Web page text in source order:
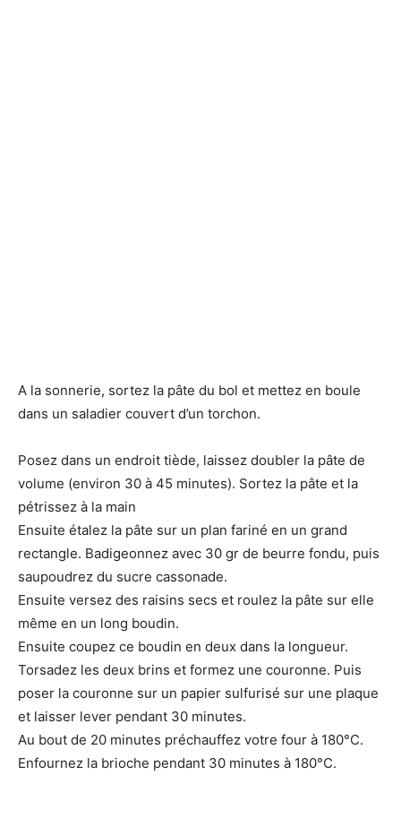
A la sonnerie, sortez la pâte du bol et mettez en boule
dans un saladier couvert d’un torchon.
Posez dans un endroit tiède, laissez doubler la pâte de
volume (environ 30 à 45 minutes). Sortez la pâte et la
pétrissez à la main
Ensuite étalez la pâte sur un plan fariné en un grand
rectangle. Badigeonnez avec 30 gr de beurre fondu, puis
saupoudrez du sucre cassonade.
Ensuite versez des raisins secs et roulez la pâte sur elle
même en un long boudin.
Ensuite coupez ce boudin en deux dans la longueur.
Torsadez les deux brins et formez une couronne. Puis
poser la couronne sur un papier sulfurisé sur une plaque
et laisser lever pendant 30 minutes.
Au bout de 20 minutes préchauffez votre four à 180°C.
Enfournez la brioche pendant 30 minutes à 180°C.